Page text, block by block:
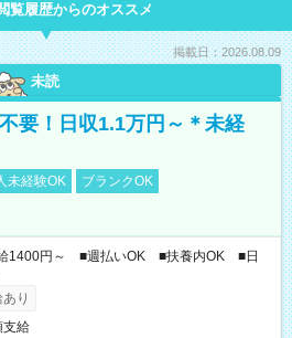
覧履歴からのオススメ
掲載日：2026.08.09
未読
要！日収1.1万円～＊未経
未経験OK
ブランクOK
1400円～ ■週払いOK ■扶養内OK ■日
り
支給